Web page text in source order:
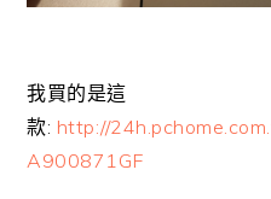
我買的是這
款: http://
A900871GF